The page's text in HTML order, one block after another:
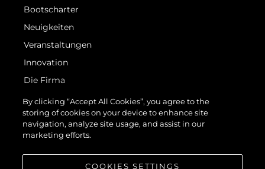
Bootscharter
Neuigkeiten
Veranstaltungen
Innovation
Die Firma
Das Team
Lifestyle
Geschichte
By clicking “Accept All Cookies”, you agree to the
storing of cookies on your device to enhance site
navigation, analyze site usage, and assist in our
marketing efforts.
COOKIES SETTINGS